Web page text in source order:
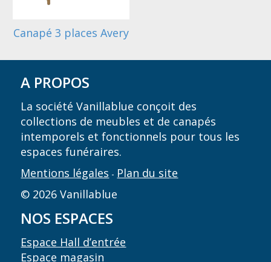
Canapé 3 places Avery
A PROPOS
La société Vanillablue conçoit des
collections de meubles et de canapés
intemporels et fonctionnels pour tous les
espaces funéraires.
Mentions légales - Plan du site
© 2026 Vanillablue
NOS ESPACES
Espace Hall d’entrée
Espace magasin